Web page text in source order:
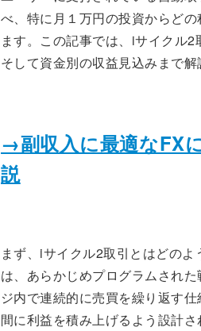
べ、特に月１万円の投資からど
ます。この記事では、iサイクル2
そして資金別の収益見込みまで解
→副収入に最適なFX
説
まず、iサイクル2取引とはどの
は、あらかじめプログラムされ
ジ内で連続的に売買を繰り返す
間に利益を積み上げるよう設計